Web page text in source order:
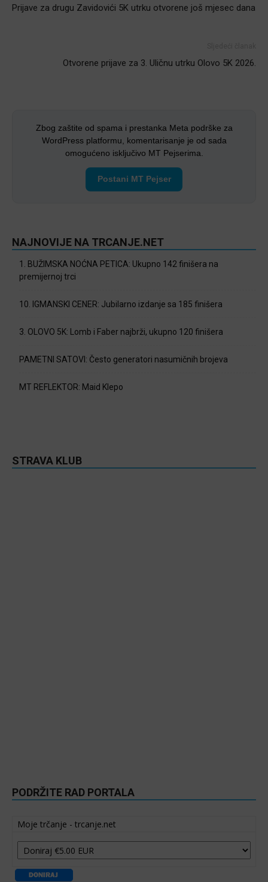
Prijave za drugu Zavidovići 5K utrku otvorene još mjesec dana
Otvorene prijave za 3. Uličnu utrku Olovo 5K 2026.
Zbog zaštite od spama i prestanka Meta podrške za
WordPress platformu, komentarisanje je od sada
omogućeno isključivo MT Pejserima.
Postani MT Pejser
NAJNOVIJE NA TRCANJE.NET
1. BUŽIMSKA NOĆNA PETICA: Ukupno 142 finišera na
premijernoj trci
10. IGMANSKI CENER: Jubilarno izdanje sa 185 finišera
3. OLOVO 5K: Lomb i Faber najbrži, ukupno 120 finišera
PAMETNI SATOVI: Često generatori nasumičnih brojeva
MT REFLEKTOR: Maid Klepo
STRAVA KLUB
PODRŽITE RAD PORTALA
Moje trčanje - trcanje.net